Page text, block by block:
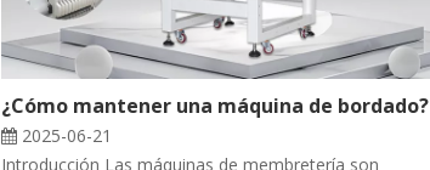
¿Cómo mantener una máquina de bordado?
2025-06-21
Introducción Las máquinas de membretería son